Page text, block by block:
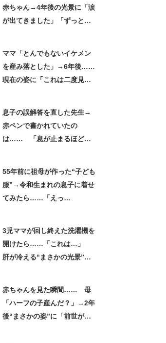
赤ちゃん→4年後の光景に「涙
が出てきました」「ずっと見
ママ「とんでもないイケメン
を産み落とした」→6年後……
現在の姿に「これは二度見す
息子の誤解答を直した先生→
赤ペンで書かれていたの
は…… 「息が止まるほど笑
55年前に祖母が作った“子ども
服”→令和生まれの息子に着せ
てみたら……「えっ
3児ママが回し終えた洗濯機を
開けたら……「これは…」
肝が冷える“まさかの光景”に
赤ちゃんを見た瞬間…… 母
「ハーフの子産んだ？」→2年
後“まさかの姿”に「前世が西